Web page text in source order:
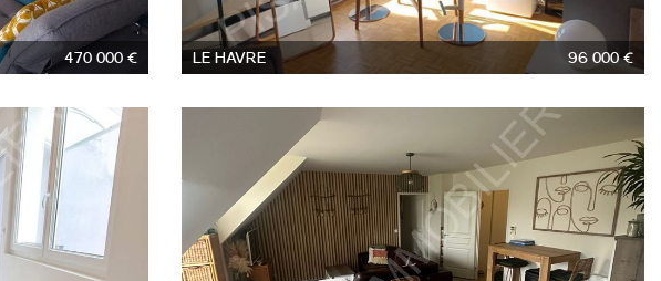
470 000 € LE HAVRE 96 000 €